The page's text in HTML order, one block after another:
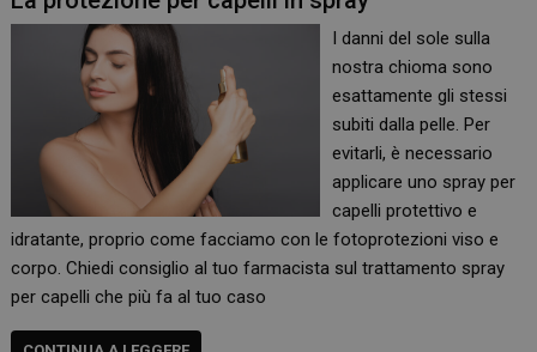
I danni del sole sulla
nostra chioma sono
esattamente gli stessi
subiti dalla pelle. Per
evitarli, è necessario
applicare uno spray per
capelli protettivo e
idratante, proprio come facciamo con le fotoprotezioni viso e
corpo. Chiedi consiglio al tuo farmacista sul trattamento spray
per capelli che più fa al tuo caso